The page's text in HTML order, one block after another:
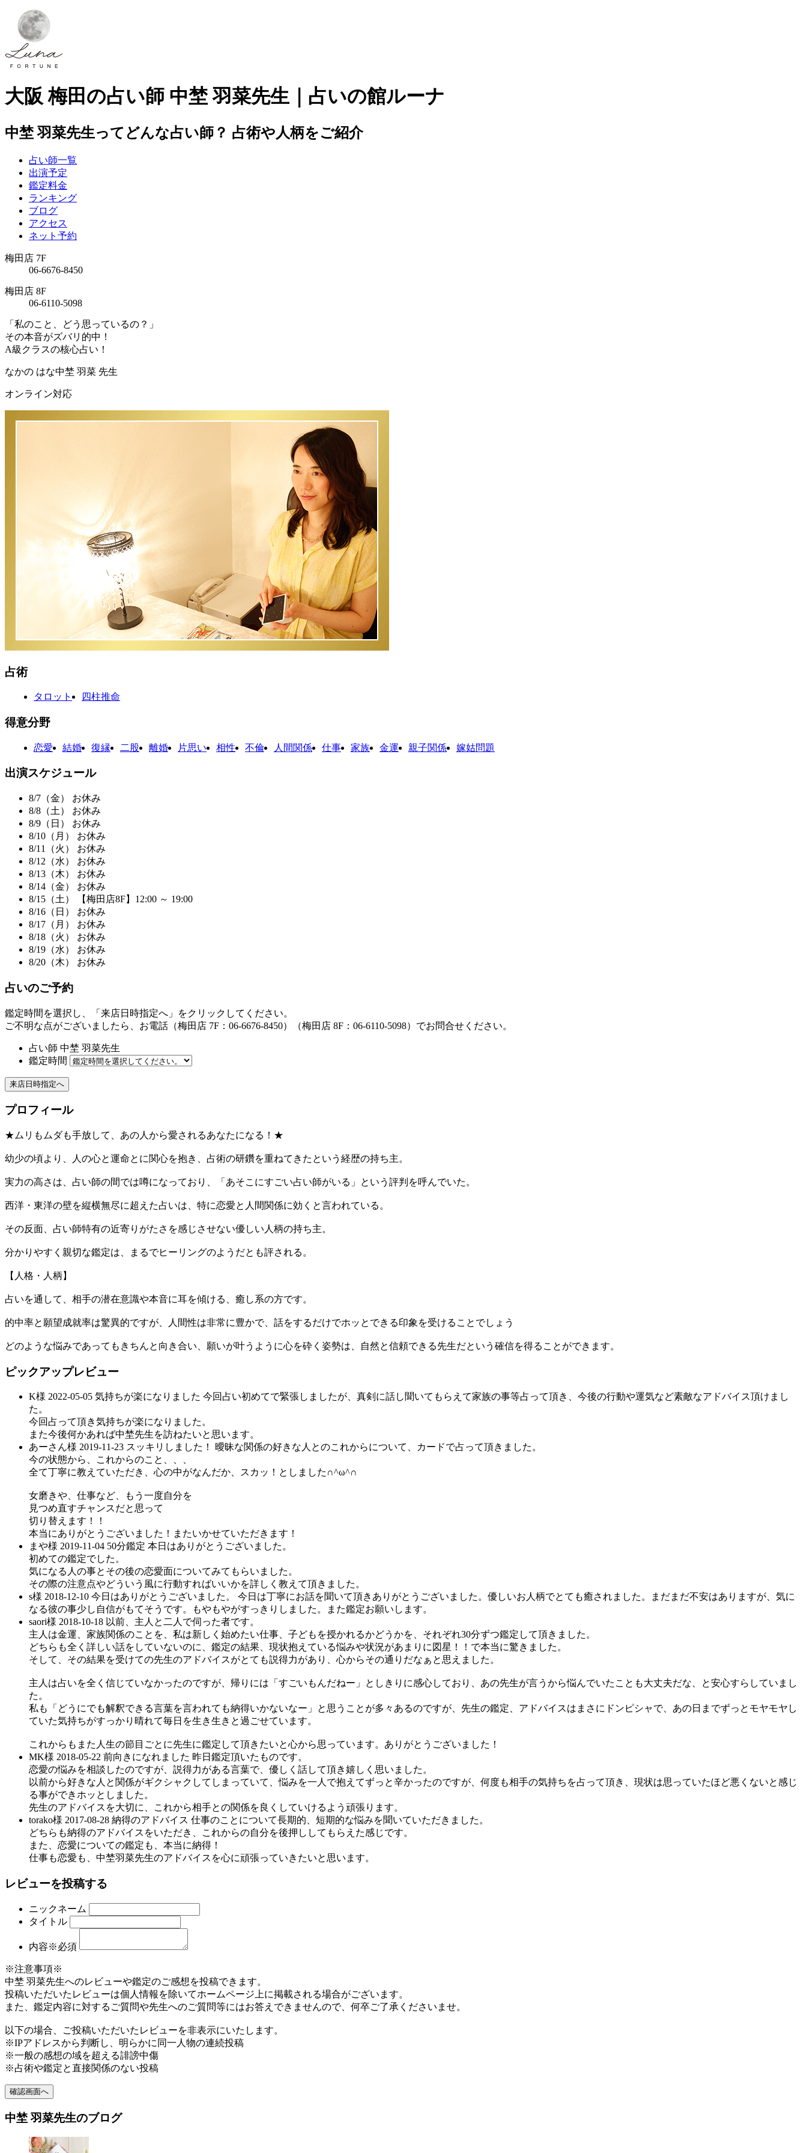
大阪 梅田の占い師 中埜 羽菜先生｜占いの館ルーナ
中埜 羽菜先生ってどんな占い師？ 占術や人柄をご紹介
占い師一覧
出演予定
鑑定料金
ランキング
ブログ
アクセス
ネット予約
梅田店 7F
06-6676-8450
梅田店 8F
06-6110-5098
「私のこと、どう思っているの？」
その本音がズバリ的中！
A級クラスの核心占い！
なかの はな中埜 羽菜 先生
オンライン対応
占術
タロット 四柱推命
得意分野
恋愛 結婚 復縁 二股 離婚 片思い 相性 不倫 人間関係 仕事 家族 金運 親子関係 嫁姑問題
出演スケジュール
8/7 （金）
お休み
8/8 （土）
お休み
8/9 （日）
お休み
8/10 （月）
お休み
8/11
（火）
お休み
8/12 （水）
お休み
8/13 （木）
お休み
8/14 （金）
お休み
8/15 （土）
【梅田店8F】12:00 ～ 19:00
8/16 （日）
お休み
8/17 （月）
お休み
8/18 （火）
お休み
8/19 （水）
お休み
8/20 （木） お休み
占いのご予約
鑑定時間を選択し、「来店日時指定へ」をクリックしてください。
ご不明な点がございましたら、お電話（梅田店 7F：06-6676-8450）（梅田店 8F：06-6110-5098）でお問合せください。
占い師 中埜 羽菜先生
鑑定時間
プロフィール
★ムリもムダも手放して、あの人から愛されるあなたになる！★
幼少の頃より、人の心と運命とに関心を抱き、占術の研鑽を重ねてきたという経歴の持ち主。
実力の高さは、占い師の間では噂になっており、「あそこにすごい占い師がいる」という評判を呼んでいた。
西洋・東洋の壁を縦横無尽に超えた占いは、特に恋愛と人間関係に効くと言われている。
その反面、占い師特有の近寄りがたさを感じさせない優しい人柄の持ち主。
分かりやすく親切な鑑定は、まるでヒーリングのようだとも評される。
【人格・人柄】
占いを通して、相手の潜在意識や本音に耳を傾ける、癒し系の方です。
的中率と願望成就率は驚異的ですが、人間性は非常に豊かで、話をするだけでホッとできる印象を受けることでしょう
どのような悩みであってもきちんと向き合い、願いが叶うように心を砕く姿勢は、自然と信頼できる先生だという確信を得ることができます。
ピックアップレビュー
K様 2022-05-05 気持ちが楽になりました 今回占い初めてで緊張しましたが、真剣に話し聞いてもらえて家族の事等占って頂き、今後の行動や運気など素敵なアドバイス頂けまし
た。
今回占って頂き気持ちが楽になりました。
また今後何かあれば中埜先生を訪ねたいと思います。
あーさん様 2019-11-23 スッキリしました！
曖昧な関係の好きな人とのこれからについて、カードで占って頂きました。
今の状態から、これからのこと、、、
全て丁寧に教えていただき、心の中がなんだか、スカッ！としました∩^ω^∩
女磨きや、仕事など、もう一度自分を
見つめ直すチャンスだと思って
切り替えます！！
本当にありがとうございました！またいかせていただきます！
まや様 2019-11-04 50分鑑定 本日はありがとうございました。
初めての鑑定でした。
気になる人の事とその後の恋愛面についてみてもらいました。
その際の注意点やどういう風に行動すればいいかを詳しく教えて頂きました。
s様 2018-12-10 今日はありがとうございました。
今日は丁寧にお話を聞いて頂きありがとうございました。優しいお人柄でとても癒されました。まだまだ不安はありますが、気に
なる彼の事少し自信がもてそうです。もやもやがすっきりしました。また鑑定お願いします。
saori様 2018-10-18 以前、主人と二人で伺った者です。
主人は金運、家族関係のことを、私は新しく始めたい仕事、子どもを授かれるかどうかを、それぞれ30分ずつ鑑定して頂きました。
どちらも全く詳しい話をしていないのに、鑑定の結果、現状抱えている悩みや状況があまりに図星！！で本当に驚きました。
そして、その結果を受けての先生のアドバイスがとても説得力があり、心からその通りだなぁと思えました。
主人は占いを全く信じていなかったのですが、帰りには「すごいもんだねー」としきりに感心しており、あの先生が言うから悩んでいたことも大丈夫だな、と安心すらしていまし
た。
私も「どうにでも解釈できる言葉を言われても納得いかないなー」と思うことが多々あるのですが、先生の鑑定、アドバイスはまさにドンピシャで、あの日までずっとモヤモヤし
ていた気持ちがすっかり晴れて毎日を生き生きと過ごせています。
これからもまた人生の節目ごとに先生に鑑定して頂きたいと心から思っています。ありがとうございました！
MK様 2018-05-22 前向きになれました 昨日鑑定頂いたものです。
恋愛の悩みを相談したのですが、説得力がある言葉で、優しく話して頂き嬉しく思いました。
以前から好きな人と関係がギクシャクしてしまっていて、悩みを一人で抱えてずっと辛かったのですが、何度も相手の気持ちを占って頂き、現状は思っていたほど悪くないと感じ
る事ができホッとしました。
先生のアドバイスを大切に、これから相手との関係を良くしていけるよう頑張ります。
torako様 2017-08-28 納得のアドバイス 仕事のことについて長期的、短期的な悩みを聞いていただきました。
どちらも納得のアドバイスをいただき、これからの自分を後押ししてもらえた感じです。
また、恋愛についての鑑定も、本当に納得！
仕事も恋愛も、中埜羽菜先生のアドバイスを心に頑張っていきたいと思います。
レビューを投稿する
ニックネーム
タイトル
内容※必須
※注意事項※
中埜 羽菜先生へのレビューや鑑定のご感想を投稿できます。
投稿いただいたレビューは個人情報を除いてホームページ上に掲載される場合がございます。
また、鑑定内容に対するご質問や先生へのご質問等にはお答えできませんので、何卒ご了承くださいませ。
以下の場合、ご投稿いただいたレビューを非表示にいたします。
※IPアドレスから判断し、明らかに同一人物の連続投稿
※一般の感想の域を超える誹謗中傷
※占術や鑑定と直接関係のない投稿
中埜 羽菜先生のブログ